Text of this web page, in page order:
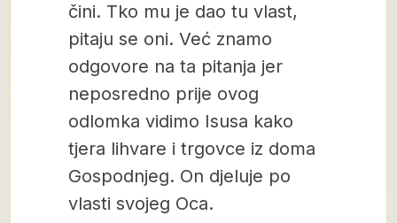
čini. Tko mu je dao tu vlast,
pitaju se oni. Već znamo
odgovore na ta pitanja jer
neposredno prije ovog
odlomka vidimo Isusa kako
tjera lihvare i trgovce iz doma
Gospodnjeg. On djeluje po
vlasti svojeg Oca.